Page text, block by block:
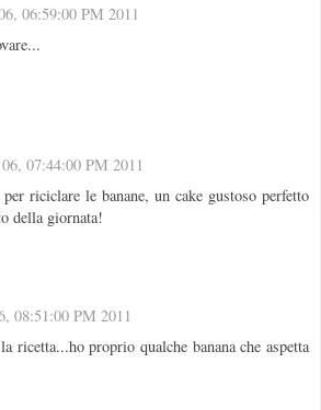
06:59:00 PM 2011
07:44:00 PM 2011
riciclare le banane, un cake gustoso perfetto
della giornata!
08:51:00 PM 2011
ricetta...ho proprio qualche banana che aspetta